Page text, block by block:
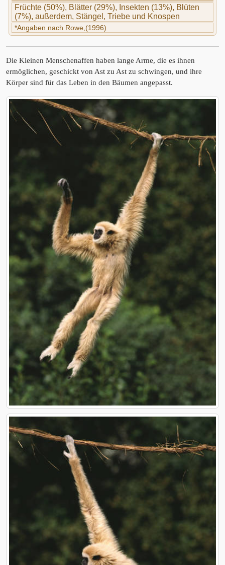
Früchte (50%), Blätter (29%), Insekten (13%), Blüten
(7%), außerdem, Stängel, Triebe und Knospen
*Angaben nach Rowe,(1996)
Die Kleinen Menschenaffen haben lange Arme, die es ihnen
ermöglichen, geschickt von Ast zu Ast zu schwingen, und ihre
Körper sind für das Leben in den Bäumen angepasst.